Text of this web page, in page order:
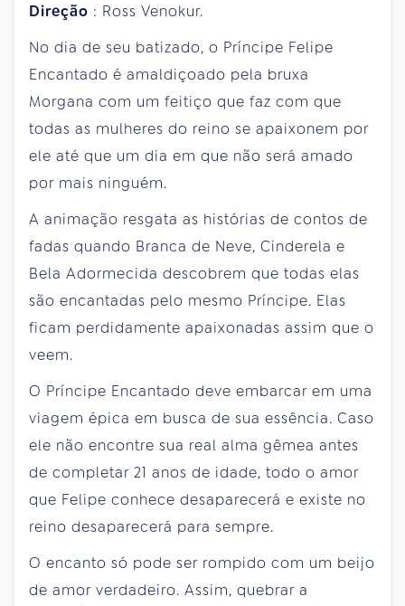
Direção : Ross Venokur.
No dia de seu batizado, o Príncipe Felipe
Encantado é amaldiçoado pela bruxa
Morgana com um feitiço que faz com que
todas as mulheres do reino se apaixonem por
ele até que um dia em que não será amado
por mais ninguém.
A animação resgata as histórias de contos de
fadas quando Branca de Neve, Cinderela e
Bela Adormecida descobrem que todas elas
são encantadas pelo mesmo Príncipe. Elas
ficam perdidamente apaixonadas assim que o
veem.
O Príncipe Encantado deve embarcar em uma
viagem épica em busca de sua essência. Caso
ele não encontre sua real alma gêmea antes
de completar 21 anos de idade, todo o amor
que Felipe conhece desaparecerá e existe no
reino desaparecerá para sempre.
O encanto só pode ser rompido com um beijo
de amor verdadeiro. Assim, quebrar a